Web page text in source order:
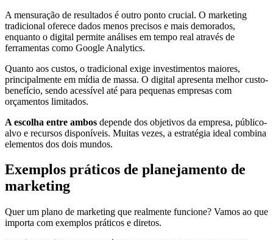
A mensuração de resultados é outro ponto crucial. O marketing
tradicional oferece dados menos precisos e mais demorados,
enquanto o digital permite análises em tempo real através de
ferramentas como Google Analytics.
Quanto aos custos, o tradicional exige investimentos maiores,
principalmente em mídia de massa. O digital apresenta melhor custo-
benefício, sendo acessível até para pequenas empresas com
orçamentos limitados.
A escolha entre ambos depende dos objetivos da empresa, público-
alvo e recursos disponíveis. Muitas vezes, a estratégia ideal combina
elementos dos dois mundos.
Exemplos práticos de planejamento de
marketing
Quer um plano de marketing que realmente funcione? Vamos ao que
importa com exemplos práticos e diretos.